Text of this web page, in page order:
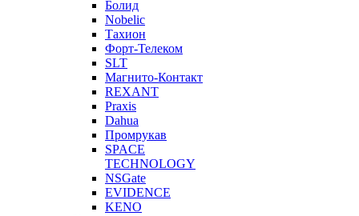
Болид
Nobelic
Тахион
Форт-Телеком
SLT
Магнито-Контакт
REXANT
Praxis
Dahua
Промрукав
SPACE
TECHNOLOGY
NSGate
EVIDENCE
KENO